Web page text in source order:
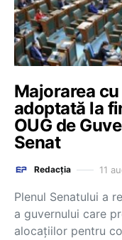
Majorarea
adoptată la
OUG de
Senat
Redacția 11
Plenul Senatului a
a guvernului care
alocațiilor pentru